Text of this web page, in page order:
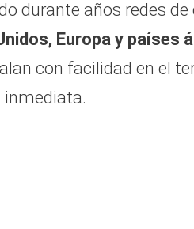
durante años redes
Europa y países
con facilidad en el
inmediata.